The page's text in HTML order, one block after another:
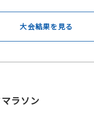
大会結果を見る
ラソン